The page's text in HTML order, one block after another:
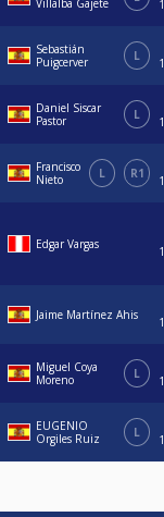
Villalba Gajete
Sebastián
Puigcerver
L
Daniel Siscar
Pastor
L
Francisco
Nieto
L R1
Edgar Vargas
Jaime Martínez Ahis
Miguel Coya
Moreno
L
EUGENIO
Orgiles Ruiz
L